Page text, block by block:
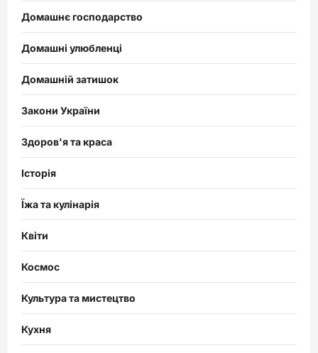
Домашнє господарство
Домашні улюбленці
Домашній затишок
Закони України
Здоров'я та краса
Історія
Їжа та кулінарія
Квіти
Космос
Культура та мистецтво
Кухня